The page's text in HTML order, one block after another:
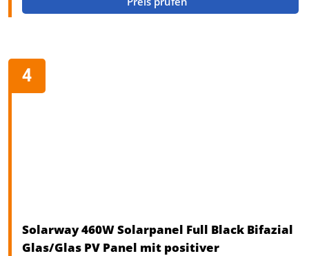
Solarway 460W Solarpanel Full Black Bifazial
Glas/Glas PV Panel mit positiver